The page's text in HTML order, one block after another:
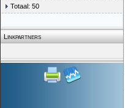
Totaal: 50
Linkpartners